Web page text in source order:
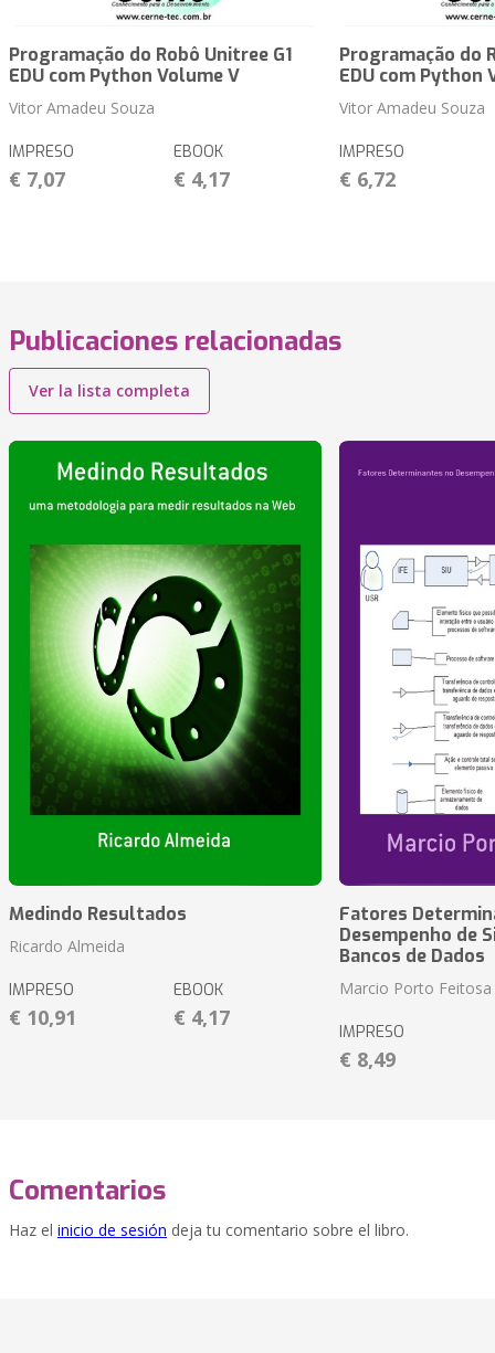
Programação do Robô Unitree G1
EDU com Python Volume V
Vitor Amadeu Souza
IMPRESO
€ 7,07
EBOOK
€ 4,17
Programação do
EDU com Python
Vitor Amadeu Souza
IMPRESO
€ 6,72
Publicaciones relacionadas
Ver la lista completa
Medindo Resultados
Ricardo Almeida
IMPRESO
€ 10,91
EBOOK
€ 4,17
Fatores
Desempenho de
Bancos de Dados
Marcio Porto Feitosa
IMPRESO
€ 8,49
Comentarios
Haz el inicio de sesión deja tu comentario sobre el libro.